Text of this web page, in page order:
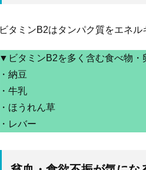
ビタミンB2はタンパク質をエネ
▼ビタミンB2を多く含む食べ物・
・納豆
・牛乳
・ほうれん草
・レバー